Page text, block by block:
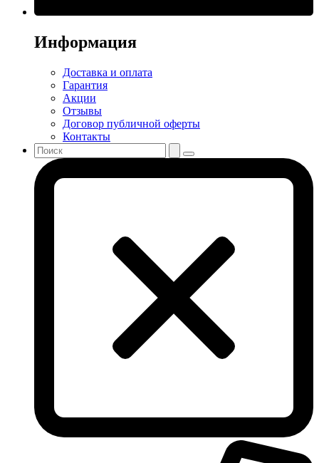
Информация
Доставка и оплата
Гарантия
Акции
Отзывы
Договор публичной оферты
Контакты